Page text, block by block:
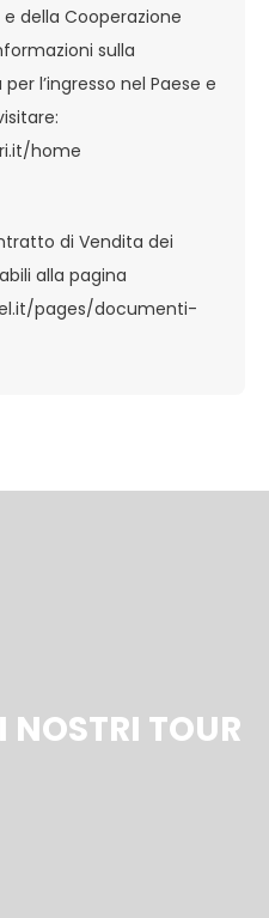
della Cooperazione
sulla
l’ingresso nel Paese e
home
di Vendita dei
alla pagina
pages/documenti-
NOSTRI TOUR